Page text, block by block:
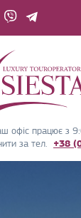
офіс працює з
за тел. +38